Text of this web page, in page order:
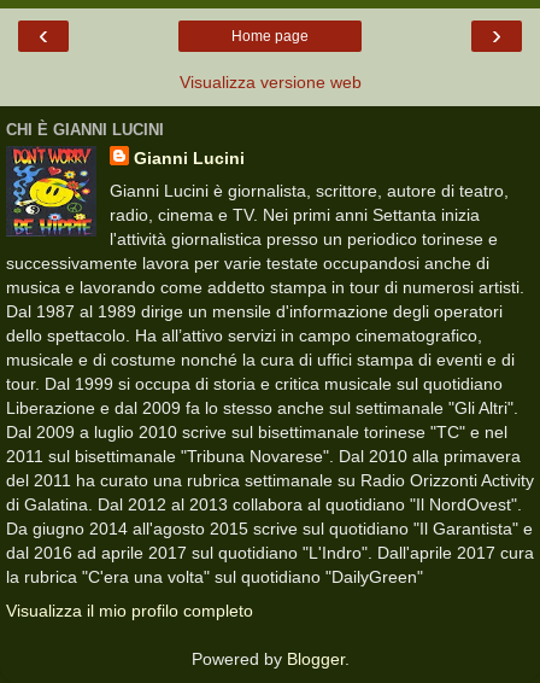
‹ ›
Home page
Visualizza versione web
CHI È GIANNI LUCINI
Gianni Lucini
Gianni Lucini è giornalista, scrittore, autore di teatro,
radio, cinema e TV. Nei primi anni Settanta inizia
l'attività giornalistica presso un periodico torinese e
successivamente lavora per varie testate occupandosi anche di
musica e lavorando come addetto stampa in tour di numerosi artisti.
Dal 1987 al 1989 dirige un mensile d'informazione degli operatori
dello spettacolo. Ha all’attivo servizi in campo cinematografico,
musicale e di costume nonché la cura di uffici stampa di eventi e di
tour. Dal 1999 si occupa di storia e critica musicale sul quotidiano
Liberazione e dal 2009 fa lo stesso anche sul settimanale "Gli Altri".
Dal 2009 a luglio 2010 scrive sul bisettimanale torinese "TC" e nel
2011 sul bisettimanale "Tribuna Novarese". Dal 2010 alla primavera
del 2011 ha curato una rubrica settimanale su Radio Orizzonti Activity
di Galatina. Dal 2012 al 2013 collabora al quotidiano "Il NordOvest".
Da giugno 2014 all'agosto 2015 scrive sul quotidiano "Il Garantista" e
dal 2016 ad aprile 2017 sul quotidiano "L'Indro". Dall'aprile 2017 cura
la rubrica "C'era una volta" sul quotidiano "DailyGreen"
Visualizza il mio profilo completo
Powered by Blogger.